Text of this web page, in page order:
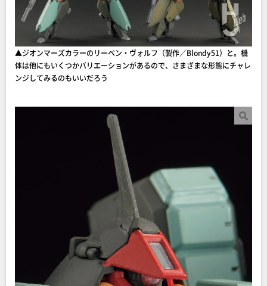
▲ジオンマーズカラーのリーベン・ヴォルフ（製作／Blondy51）と。機
体は他にもいくつかバリエーションがあるので、さまざまな形態にチャレ
ンジしてみるのもいいだろう